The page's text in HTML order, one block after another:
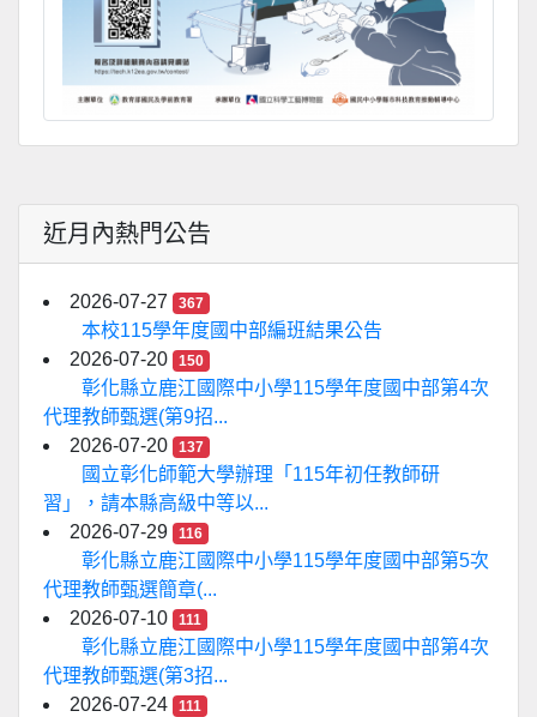
近月內熱門公告
2026-07-27 367
本校115學年度國中部編班結果公告
2026-07-20
150
彰化縣立鹿江國際中小學115學年度國中部第4次
代理教師甄選(第9招...
2026-07-20
137
國立彰化師範大學辦理「115年初任教師研
習」，請本縣高級中等以...
2026-07-29
116
彰化縣立鹿江國際中小學115學年度國中部第5次
代理教師甄選簡章(...
2026-07-10
111
彰化縣立鹿江國際中小學115學年度國中部第4次
代理教師甄選(第3招...
2026-07-24
111